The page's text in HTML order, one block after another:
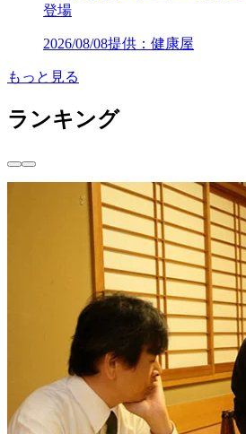
登場
2026/08/08提供：健康屋
もっと見る
ランキング